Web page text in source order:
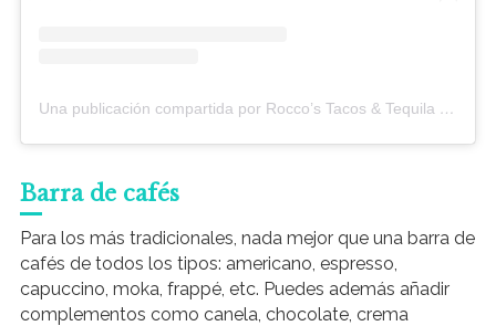
Una publicación compartida por Rocco’s Tacos & Tequila Bar (@roccostacos)
Barra de cafés
Para los más tradicionales, nada mejor que una barra de
cafés de todos los tipos: americano, espresso,
capuccino, moka, frappé, etc. Puedes además añadir
complementos como canela, chocolate, crema